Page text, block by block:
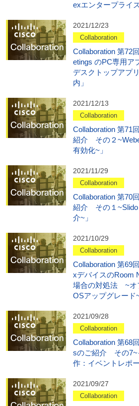
exエンタープライ
2021/12/23
Collaboration
Collaboration 第72
etings のPC専用ア
デスクトップアプ
内」
2021/12/13
Collaboration
Collaboration 第71
紹介 その２
有効化~」
2021/11/29
Collaboration
Collaboration 第70
紹介 その１~Slido
介~」
2021/10/29
Collaboration
Collaboration 第69
xデバイスのRoom
場合の対処法 ~オ
OSアップグレード~
2021/09/28
Collaboration
Collaboration 第68
sのご紹介 その7~
作：イベントレポ
2021/09/27
Collaboration